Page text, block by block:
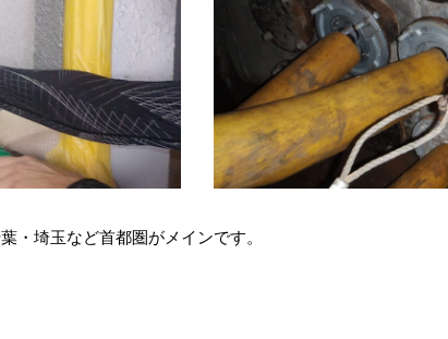
・埼玉など首都圏がメインです。